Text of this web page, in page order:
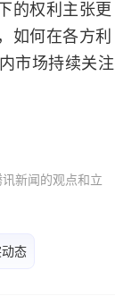
的权利主张更
如何在各方利
市场持续关注
新闻的观点和立
态